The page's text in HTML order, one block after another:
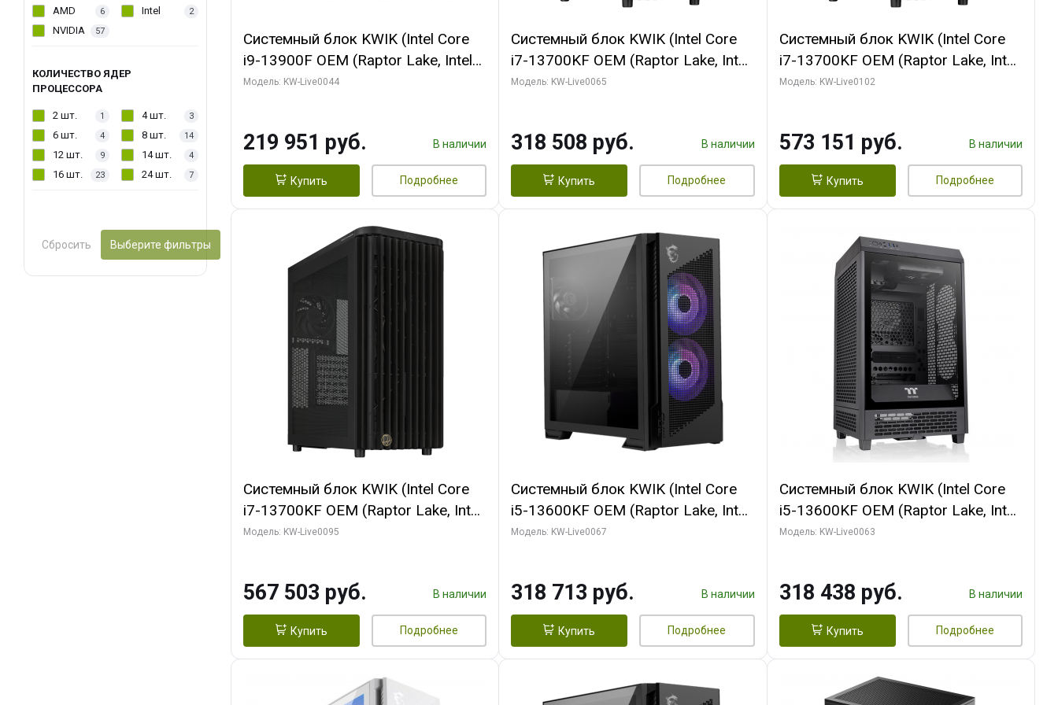
AMD 6 Intel 2
NVIDIA 57
КОЛИЧЕСТВО ЯДЕР
ПРОЦЕССОРА
2 шт. 1 4 шт. 3
6 шт. 4 8 шт. 14
12 шт. 9 14 шт. 4
16 шт. 23 24 шт. 7
Сбросить Выберите фильтры
Системный блок KWIK (Intel Core
i9-13900F OEM (Raptor Lake, Intel
7, Efficient-co/ 32 ГБ ОЗУ (2
HD/ 512 ГБ SSD)
Модель: KW-Live0044
219 951 руб. В наличии
Купить Подробнее
Системный блок KWIK (Intel Core
i7-13700KF OEM (Raptor Lake, Intel
7, C16 8EC/8PC/ 64 ГБ ОЗУ (2
2/ 1 ТБ SSD)
Модель: KW-Live0065
318 508 руб. В наличии
Купить Подробнее
Системный блок KWIK (Intel Core
i7-13700KF OEM (Raptor Lake, Intel
7, C16 8EC/8PC/ 32 ГБ ОЗУ (2
Turbo/ 960 ГБ SSD)
Модель: KW-Live0102
573 151 руб. В наличии
Купить Подробнее
Системный блок KWIK (Intel Core
i7-13700KF OEM (Raptor Lake, Intel
7, C16 8EC/8PC/ 32 ГБ ОЗУ (2
Turbo/ 512 ГБ SSD)
Модель: KW-Live0095
567 503 руб. В наличии
Купить Подробнее
Системный блок KWIK (Intel Core
i5-13600KF OEM (Raptor Lake, Intel
7, C14 8EC/6PC/ 64 ГБ ОЗУ/ Palit
SSD)
Модель: KW-Live0067
318 713 руб. В наличии
Купить Подробнее
Системный блок KWIK (Intel Core
i5-13600KF OEM (Raptor Lake, Intel
7, C14 8EC/6PC/ 64 ГБ ОЗУ/ MSI
SSD)
Модель: KW-Live0063
318 438 руб. В наличии
Купить Подробнее